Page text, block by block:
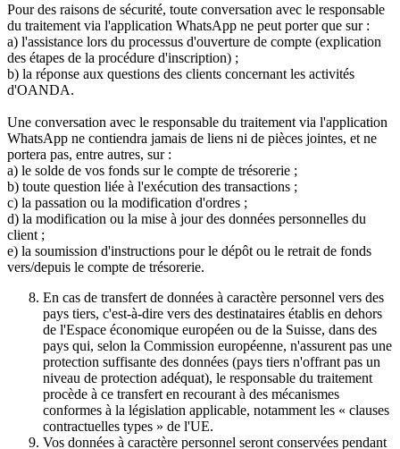
Pour des raisons de sécurité, toute conversation avec le responsable
du traitement via l'application WhatsApp ne peut porter que sur :
a) l'assistance lors du processus d'ouverture de compte (explication
des étapes de la procédure d'inscription) ;
b) la réponse aux questions des clients concernant les activités
d'OANDA.
Une conversation avec le responsable du traitement via l'application
WhatsApp ne contiendra jamais de liens ni de pièces jointes, et ne
portera pas, entre autres, sur :
a) le solde de vos fonds sur le compte de trésorerie ;
b) toute question liée à l'exécution des transactions ;
c) la passation ou la modification d'ordres ;
d) la modification ou la mise à jour des données personnelles du
client ;
e) la soumission d'instructions pour le dépôt ou le retrait de fonds
vers/depuis le compte de trésorerie.
En cas de transfert de données à caractère personnel vers des
pays tiers, c'est-à-dire vers des destinataires établis en dehors
de l'Espace économique européen ou de la Suisse, dans des
pays qui, selon la Commission européenne, n'assurent pas une
protection suffisante des données (pays tiers n'offrant pas un
niveau de protection adéquat), le responsable du traitement
procède à ce transfert en recourant à des mécanismes
conformes à la législation applicable, notamment les « clauses
contractuelles types » de l'UE.
Vos données à caractère personnel seront conservées pendant